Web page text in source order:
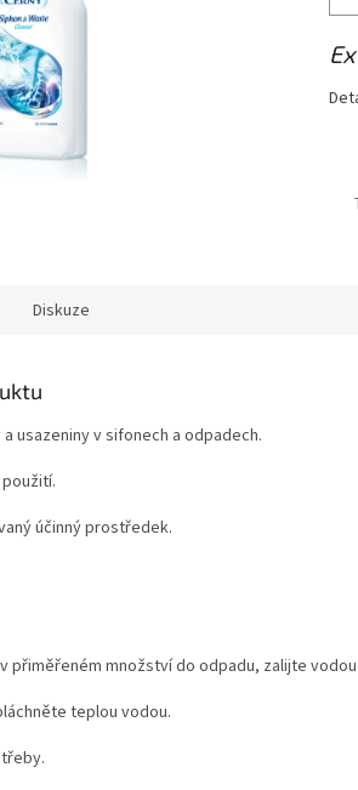
Diskuze
usazeniny v sifonech a odpadech.
účinný prostředek.
přiměřeném množství do odpadu, zalijte
teplou vodou.